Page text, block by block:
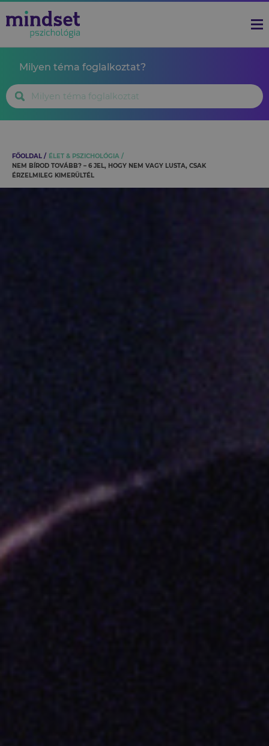
Milyen téma foglalkoztat?
FŐOLDAL
ÉLET & PSZICHOLÓGIA
NEM BÍROD TOVÁBB? – 6 JEL, HOGY NEM VAGY LUSTA, CSAK
ÉRZELMILEG KIMERÜLTÉL